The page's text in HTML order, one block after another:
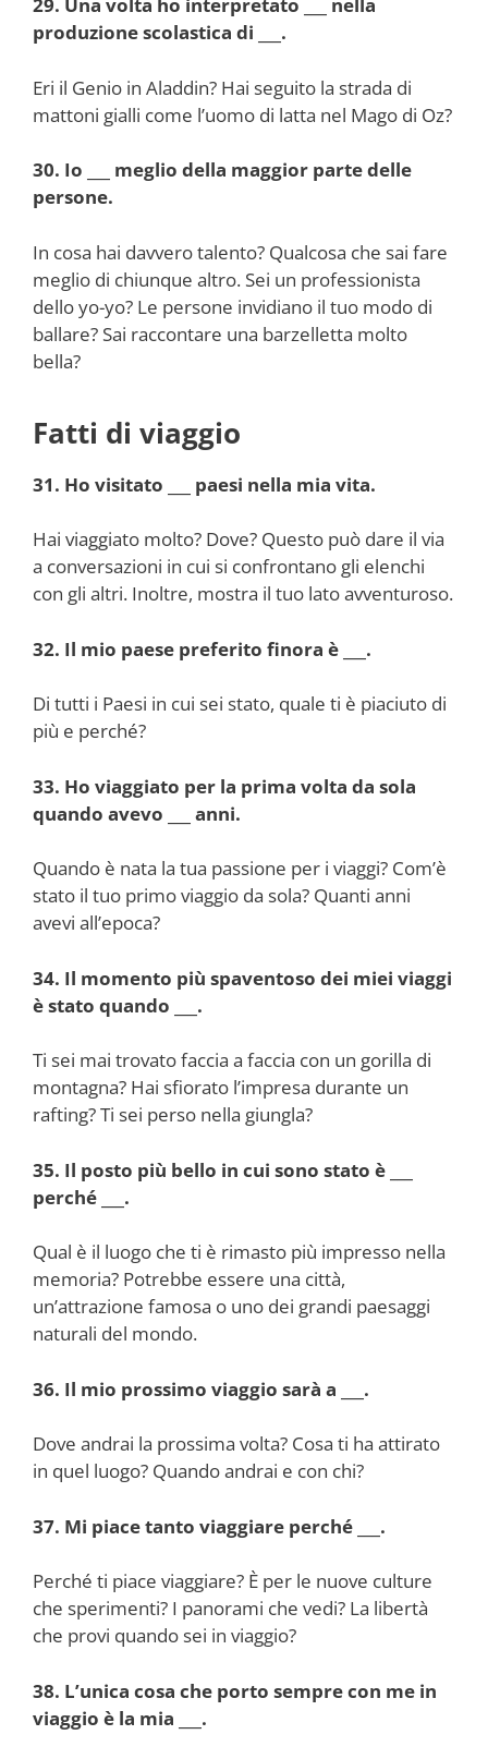
29. Una volta ho interpretato ___ nella
produzione scolastica di ___.
Eri il Genio in Aladdin? Hai seguito la strada di
mattoni gialli come l’uomo di latta nel Mago di Oz?
30. Io ___ meglio della maggior parte delle
persone.
In cosa hai davvero talento? Qualcosa che sai fare
meglio di chiunque altro. Sei un professionista
dello yo-yo? Le persone invidiano il tuo modo di
ballare? Sai raccontare una barzelletta molto
bella?
Fatti di viaggio
31. Ho visitato ___ paesi nella mia vita.
Hai viaggiato molto? Dove? Questo può dare il via
a conversazioni in cui si confrontano gli elenchi
con gli altri. Inoltre, mostra il tuo lato avventuroso.
32. Il mio paese preferito finora è ___.
Di tutti i Paesi in cui sei stato, quale ti è piaciuto di
più e perché?
33. Ho viaggiato per la prima volta da sola
quando avevo ___ anni.
Quando è nata la tua passione per i viaggi? Com’è
stato il tuo primo viaggio da sola? Quanti anni
avevi all’epoca?
34. Il momento più spaventoso dei miei viaggi
è stato quando ___.
Ti sei mai trovato faccia a faccia con un gorilla di
montagna? Hai sfiorato l’impresa durante un
rafting? Ti sei perso nella giungla?
35. Il posto più bello in cui sono stato è ___
perché ___.
Qual è il luogo che ti è rimasto più impresso nella
memoria? Potrebbe essere una città,
un’attrazione famosa o uno dei grandi paesaggi
naturali del mondo.
36. Il mio prossimo viaggio sarà a ___.
Dove andrai la prossima volta? Cosa ti ha attirato
in quel luogo? Quando andrai e con chi?
37. Mi piace tanto viaggiare perché ___.
Perché ti piace viaggiare? È per le nuove culture
che sperimenti? I panorami che vedi? La libertà
che provi quando sei in viaggio?
38. L’unica cosa che porto sempre con me in
viaggio è la mia ___.